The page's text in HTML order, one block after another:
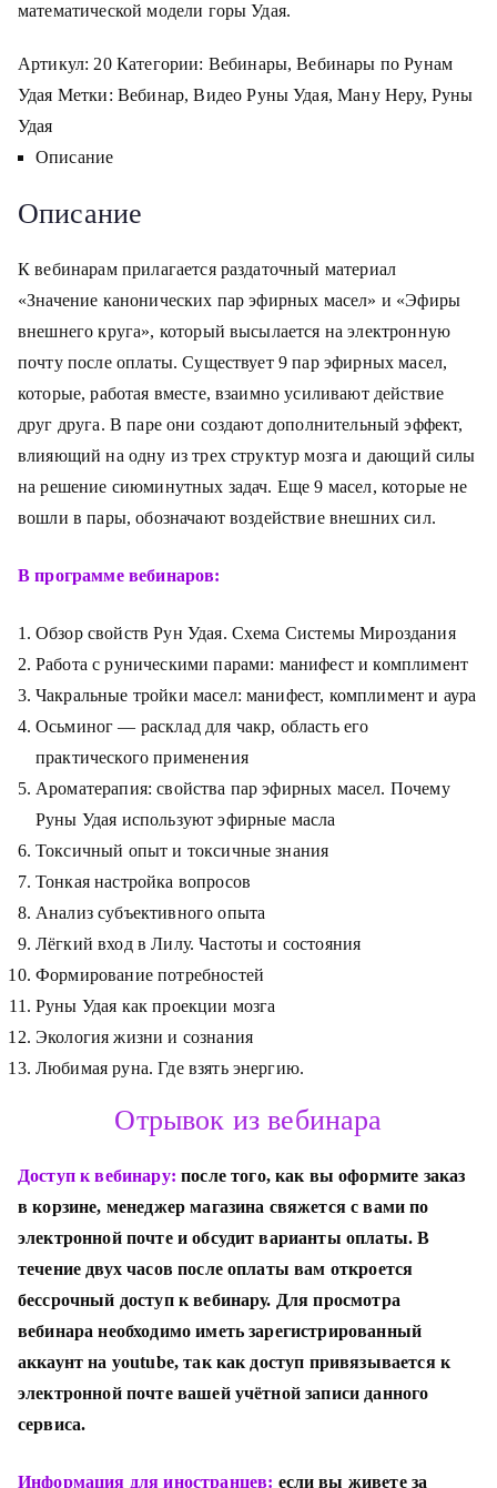
математической модели горы Удая.
Артикул: 20 Категории: Вебинары,Вебинары по Рунам
Удая Метки: Вебинар,Видео Руны Удая,Ману Неру, Руны
Удая
Описание
Описание
К вебинарам прилагается раздаточный материал
«Значение канонических пар эфирных масел» и «Эфиры
внешнего круга», который высылается на электронную
почту после оплаты. Существует 9 пар эфирных масел,
которые, работая вместе, взаимно усиливают действие
друг друга. В паре они создают дополнительный эффект,
влияющий на одну из трех структур мозга и дающий силы
на решение сиюминутных задач. Еще 9 масел, которые не
вошли в пары, обозначают воздействие внешних сил.
В программе вебинаров:
Обзор свойств Рун Удая. Схема Системы Мироздания
Работа с руническими парами: манифест и комплимент
Чакральные тройки масел: манифест, комплимент и аура
Осьминог — расклад для чакр, область его
практического применения
Ароматерапия: свойства пар эфирных масел. Почему
Руны Удая используют эфирные масла
Токсичный опыт и токсичные знания
Тонкая настройка вопросов
Анализ субъективного опыта
Лёгкий вход в Лилу. Частоты и состояния
Формирование потребностей
Руны Удая как проекции мозга
Экология жизни и сознания
Любимая руна. Где взять энергию.
Отрывок из вебинара
Доступ к вебинару: после того, как вы оформите заказ
в корзине, менеджер магазина свяжется с вами по
электронной почте и обсудит варианты оплаты. В
течение двух часов после оплаты вам откроется
бессрочный доступ к вебинару. Для просмотра
вебинара необходимо иметь зарегистрированный
аккаунт на youtube, так как доступ привязывается к
электронной почте вашей учётной записи данного
сервиса.
Информация для иностранцев: если вы живете за